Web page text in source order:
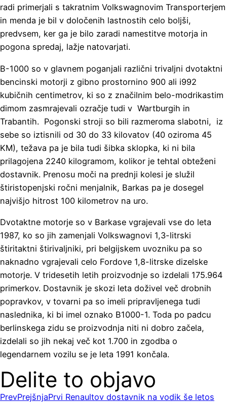
radi primerjali s takratnim Volkswagnovim Transporterjem
in menda je bil v določenih lastnostih celo boljši,
predvsem, ker ga je bilo zaradi namestitve motorja in
pogona spredaj, lažje natovarjati.
B-1000 so v glavnem poganjali različni trivaljni dvotaktni
bencinski motorji z gibno prostornino 900 ali i992
kubičnih centimetrov, ki so z značilnim belo-modrikastim
dimom zasmrajevali ozračje tudi v Wartburgih in
Trabantih. Pogonski stroji so bili razmeroma slabotni, iz
sebe so iztisnili od 30 do 33 kilovatov (40 oziroma 45
KM), težava pa je bila tudi šibka sklopka, ki ni bila
prilagojena 2240 kilogramom, kolikor je tehtal obteženi
dostavnik. Prenosu moči na prednji kolesi je služil
štiristopenjski ročni menjalnik, Barkas pa je dosegel
najvišjo hitrost 100 kilometrov na uro.
Dvotaktne motorje so v Barkase vgrajevali vse do leta
1987, ko so jih zamenjali Volkswagnovi 1,3-litrski
štiritaktni štirivaljniki, pri belgijskem uvozniku pa so
naknadno vgrajevali celo Fordove 1,8-litrske dizelske
motorje. V tridesetih letih proizvodnje so izdelali 175.964
primerkov. Dostavnik je skozi leta doživel več drobnih
popravkov, v tovarni pa so imeli pripravljenega tudi
naslednika, ki bi imel oznako B1000-1. Toda po padcu
berlinskega zidu se proizvodnja niti ni dobro začela,
izdelali so jih nekaj več kot 1.700 in zgodba o
legendarnem vozilu se je leta 1991 končala.
Delite to objavo
PrevPrejšnjaPrvi Renaultov dostavnik na vodik še letos